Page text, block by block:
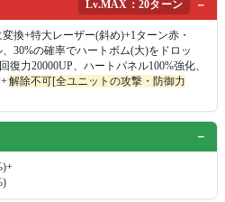
Lv.MAX：20ターン
換+特大レーザー(斜め)+1ターン赤・
30%の確率でハートボム(大)をドロッ
復力20000UP、ハートパネル100%強化、
解除不可[全ユニットの攻撃・防御力